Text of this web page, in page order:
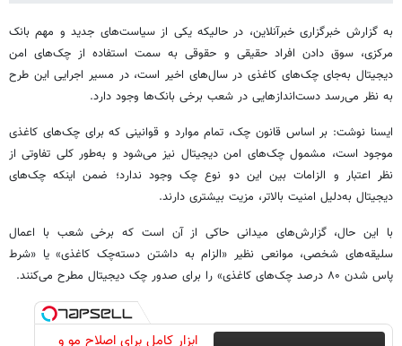
به گزارش خبرگزاری خبرآنلاین، در حالیکه یکی از سیاست‌های جدید و مهم بانک
مرکزی، سوق دادن افراد حقیقی و حقوقی به سمت استفاده از چک‌های امن
دیجیتال به‌جای چک‌های کاغذی در سال‌های اخیر است، در مسیر اجرایی این طرح
به نظر می‌رسد دست‌اندازهایی در شعب برخی بانک‌ها وجود دارد.
ایسنا نوشت: بر اساس قانون چک، تمام موارد و قوانینی که برای چک‌های کاغذی
موجود است، مشمول چک‌های امن دیجیتال نیز می‌شود و به‌طور کلی تفاوتی از
نظر اعتبار و الزامات بین این دو نوع چک وجود ندارد؛ ضمن اینکه چک‌های
دیجیتال به‌دلیل امنیت بالاتر، مزیت بیشتری دارند.
با این حال، گزارش‌های میدانی حاکی از آن است که برخی شعب با اعمال
سلیقه‌های شخصی، موانعی نظیر «الزام به داشتن دسته‌چک کاغذی» یا «شرط
پاس شدن ۸۰ درصد چک‌های کاغذی» را برای صدور چک دیجیتال مطرح می‌کنند.
ابزار کامل برای اصلاح مو و